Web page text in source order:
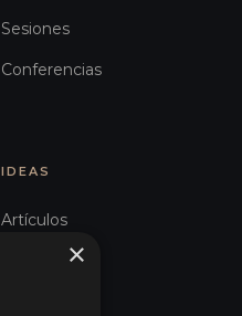
Sesiones
Conferencias
IDEAS
Artículos
×